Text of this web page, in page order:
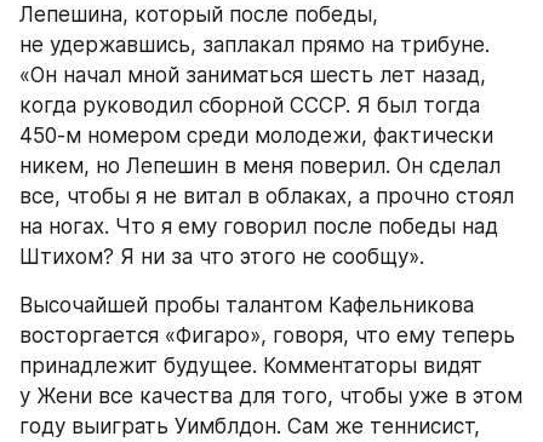
Лепешина, который после победы,
не удержавшись, заплакал прямо на трибуне.
«Он начал мной заниматься шесть лет назад,
когда руководил сборной СССР. Я был тогда
450-м номером среди молодежи, фактически
никем, но Лепешин в меня поверил. Он сделал
все, чтобы я не витал в облаках, а прочно стоял
на ногах. Что я ему говорил после победы над
Штихом? Я ни за что этого не сообщу».
Высочайшей пробы талантом Кафельникова
восторгается «Фигаро», говоря, что ему теперь
принадлежит будущее. Комментаторы видят
у Жени все качества для того, чтобы уже в этом
году выиграть Уимблдон. Сам же теннисист,